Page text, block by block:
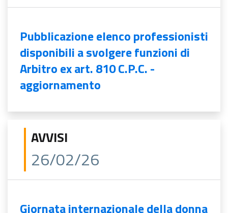
Pubblicazione elenco professionisti
disponibili a svolgere funzioni di
Arbitro ex art. 810 C.P.C. -
aggiornamento
AVVISI
26/02/26
Giornata internazionale della donna